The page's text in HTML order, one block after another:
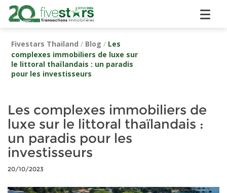
Fivestars Thailand / Blog / Les
complexes immobiliers de luxe sur
le littoral thaïlandais : un paradis
pour les investisseurs
Les complexes immobiliers de
luxe sur le littoral thaïlandais :
un paradis pour les
investisseurs
20/10/2023